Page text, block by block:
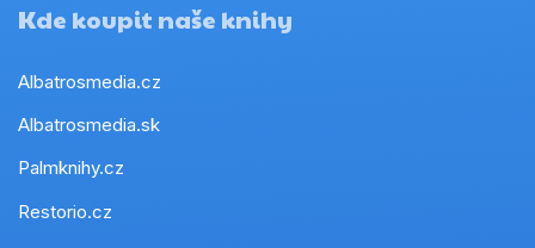
Kde koupit naše knihy
Albatrosmedia.cz
Albatrosmedia.sk
Palmknihy.cz
Restorio.cz